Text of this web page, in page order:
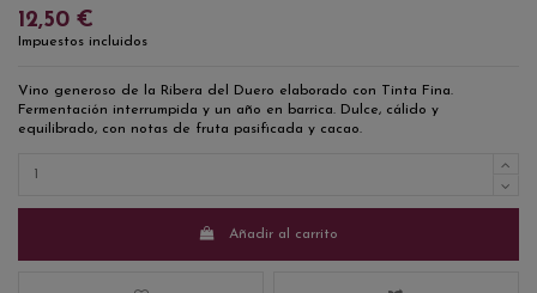
12,50 €
Impuestos incluidos
Vino generoso de la Ribera del Duero elaborado con Tinta Fina.
Fermentación interrumpida y un año en barrica. Dulce, cálido y
equilibrado, con notas de fruta pasificada y cacao.
Añadir al carrito